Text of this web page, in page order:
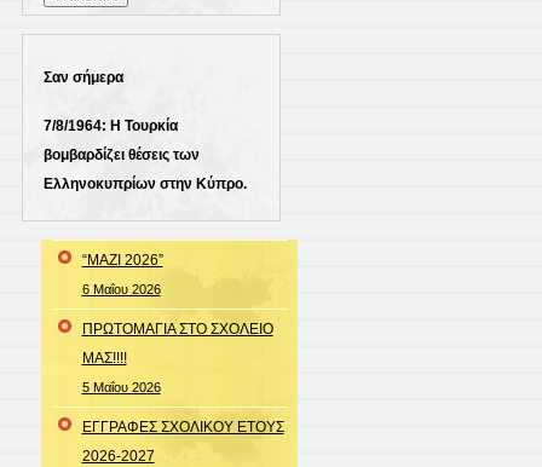
language
translate
page
Σαν σήμερα
7/8/1964: Η Τουρκία
βομβαρδίζει θέσεις των
Ελληνοκυπρίων στην Κύπρο.
“ΜΑΖΙ 2026”
6 Μαΐου 2026
ΠΡΩΤΟΜΑΓΙΑ ΣΤΟ ΣΧΟΛΕΙΟ
ΜΑΣ!!!!
5 Μαΐου 2026
ΕΓΓΡΑΦΕΣ ΣΧΟΛΙΚΟΥ ΕΤΟΥΣ
2026-2027